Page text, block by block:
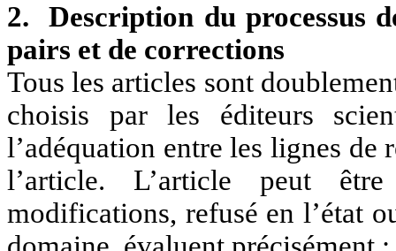
2. Description du processus
pairs et de corrections
Tous les articles sont
choisis par les éditeurs
l’adéquation entre les lignes de
l’article. L’article peut
modifications, refusé en l’état